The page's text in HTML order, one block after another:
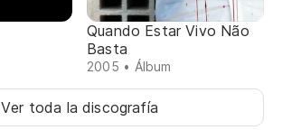
Quando Estar Vivo Não
Basta
2005 • Álbum
Ver toda la discografía